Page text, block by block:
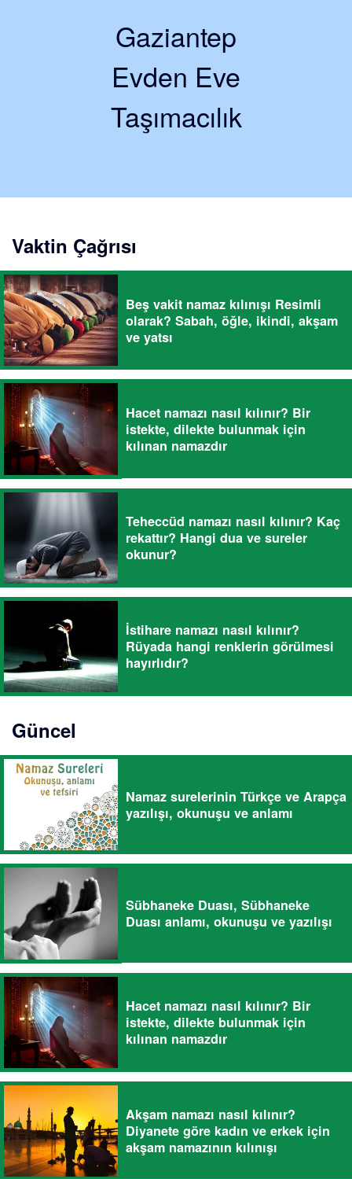
Gaziantep
Evden Eve
Taşımacılık
Vaktin Çağrısı
Beş vakit namaz kılınışı Resimli
olarak? Sabah, öğle, ikindi, akşam
ve yatsı
Hacet namazı nasıl kılınır? Bir
istekte, dilekte bulunmak için
kılınan namazdır
Teheccüd namazı nasıl kılınır? Kaç
rekattır? Hangi dua ve sureler
okunur?
İstihare namazı nasıl kılınır?
Rüyada hangi renklerin görülmesi
hayırlıdır?
Güncel
Namaz surelerinin Türkçe ve Arapça
yazılışı, okunuşu ve anlamı
Sübhaneke Duası, Sübhaneke
Duası anlamı, okunuşu ve yazılışı
Hacet namazı nasıl kılınır? Bir
istekte, dilekte bulunmak için
kılınan namazdır
Akşam namazı nasıl kılınır?
Diyanete göre kadın ve erkek için
akşam namazının kılınışı